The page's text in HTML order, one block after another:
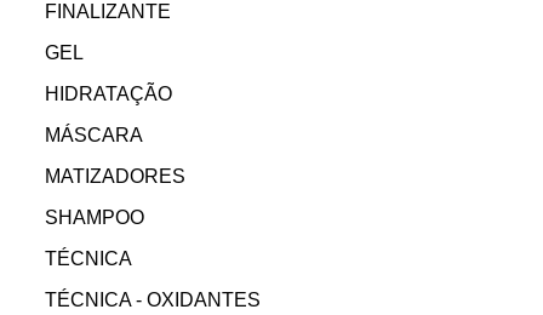
FINALIZANTE
GEL
HIDRATAÇÃO
MÁSCARA
MATIZADORES
SHAMPOO
TÉCNICA
TÉCNICA - OXIDANTES